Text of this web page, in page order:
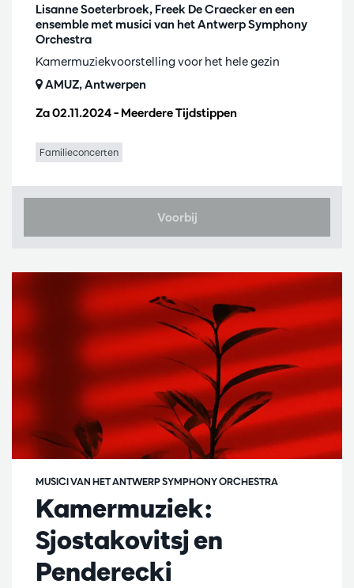
Lisanne Soeterbroek, Freek De Craecker en een
ensemble met musici van het Antwerp Symphony
Orchestra
Za 02.11.2024– Meerdere Tijdstippen
Kamermuziekvoorstelling voor het hele gezin
AMUZ, Antwerpen
Familieconcerten
Voorbij
Kamermuziek:
Sjostakovitsj en
Penderecki
MUSICI VAN HET ANTWERP SYMPHONY ORCHESTRA